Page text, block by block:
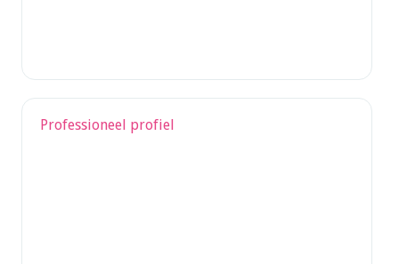
Professioneel profiel